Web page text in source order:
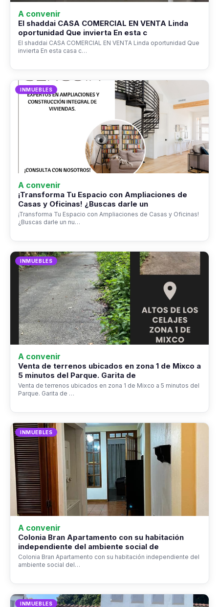
A convenir
El shaddai CASA COMERCIAL EN VENTA Linda
oportunidad Que invierta En esta c
El shaddai CASA COMERCIAL EN VENTA Linda oportunidad Que
invierta En esta casa c…
INMUEBLES
A convenir
¡Transforma Tu Espacio con Ampliaciones de
Casas y Oficinas! ¿Buscas darle un
¡Transforma Tu Espacio con Ampliaciones de Casas y Oficinas!
¿Buscas darle un nu…
INMUEBLES
A convenir
Venta de terrenos ubicados en zona 1 de Mixco a
5 minutos del Parque. Garita de
Venta de terrenos ubicados en zona 1 de Mixco a 5 minutos del
Parque. Garita de …
INMUEBLES
A convenir
Colonia Bran Apartamento con su habitación
independiente del ambiente social de
Colonia Bran Apartamento con su habitación independiente del
ambiente social del…
INMUEBLES